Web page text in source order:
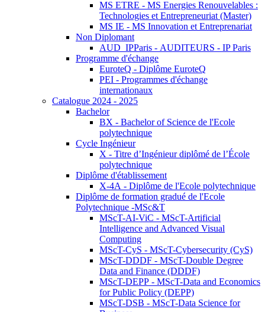
MS ETRE - MS Energies Renouvelables :
Technologies et Entrepreneuriat (Master)
MS IE - MS Innovation et Entreprenariat
Non Diplomant
AUD_IPParis - AUDITEURS - IP Paris
Programme d'échange
EuroteQ - Diplôme EuroteQ
PEI - Programmes d'échange
internationaux
Catalogue 2024 - 2025
Bachelor
BX - Bachelor of Science de l'Ecole
polytechnique
Cycle Ingénieur
X - Titre d’Ingénieur diplômé de l’École
polytechnique
Diplôme d'établissement
X-4A - Diplôme de l'Ecole polytechnique
Diplôme de formation gradué de l'Ecole
Polytechnique -MSc&T
MScT-AI-ViC - MScT-Artificial
Intelligence and Advanced Visual
Computing
MScT-CyS - MScT-Cybersecurity (CyS)
MScT-DDDF - MScT-Double Degree
Data and Finance (DDDF)
MScT-DEPP - MScT-Data and Economics
for Public Policy (DEPP)
MScT-DSB - MScT-Data Science for